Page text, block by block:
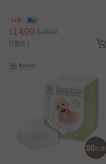
94折
$1499 $1600
已售出 2